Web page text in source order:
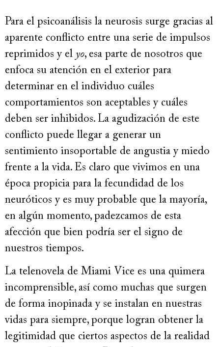
Para el psicoanálisis la neurosis surge gracias al
aparente conflicto entre una serie de impulsos
reprimidos y el yo, esa parte de nosotros que
enfoca su atención en el exterior para
determinar en el individuo cuáles
comportamientos son aceptables y cuáles
deben ser inhibidos. La agudización de este
conflicto puede llegar a generar un
sentimiento insoportable de angustia y miedo
frente a la vida. Es claro que vivimos en una
época propicia para la fecundidad de los
neuróticos y es muy probable que la mayoría,
en algún momento, padezcamos de esta
afección que bien podría ser el signo de
nuestros tiempos.
La telenovela de Miami Vice es una quimera
incomprensible, así como muchas que surgen
de forma inopinada y se instalan en nuestras
vidas para siempre, porque logran obtener la
legitimidad que ciertos aspectos de la realidad